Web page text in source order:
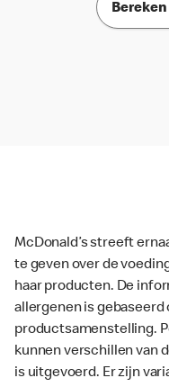
McDonald’s streeft
te geven over de
haar producten. De
allergenen is gebaseerd
productsamenstelling.
kunnen verschillen van
is uitgevoerd. Er zijn